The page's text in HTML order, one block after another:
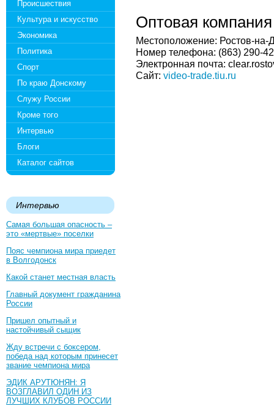
Происшествия
Культура и искусство
Экономика
Политика
Спорт
По краю Донскому
Служу России
Кроме того
Интервью
Блоги
Каталог сайтов
Интервью
Самая большая опасность –
это «мертвые» поселки
Пояс чемпиона мира приедет
в Волгодонск
Какой станет местная власть
Главный документ гражданина
России
Пришел опытный и
настойчивый сыщик
Жду встречи с боксером,
победа над которым принесет
звание чемпиона мира
ЭДИК АРУТЮНЯН: Я
ВОЗГЛАВИЛ ОДИН ИЗ
ЛУЧШИХ КЛУБОВ РОССИИ
Оптовая
Местоположение: Ростов-на-
Номер телефона: (863) 290-
Электронная почта:
Сайт: video-trade.tiu.ru